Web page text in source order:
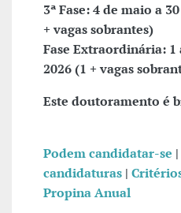
3ª Fase: 4 de maio a
+ vagas sobrantes)
Fase Extraordinária: 1
2026 (1 + vagas
Este doutoramento é
Podem candidatar-se |
candidaturas |
Propina Anual